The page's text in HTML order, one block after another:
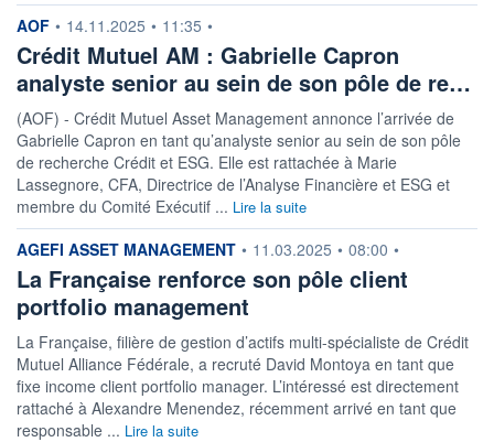
NOTATION MORNINGSTAR ⁽¹⁾
RISQUE DU FONDS (SRI)
4/7
+ PORTEFEUILLE + LISTE
information fournie par
AOF • 14.11.2025 • 11:35 •
Crédit Mutuel AM : Gabrielle Capron
analyste senior au sein de son pôle de re…
(AOF) - Crédit Mutuel Asset Management annonce l’arrivée de
Gabrielle Capron en tant qu’analyste senior au sein de son pôle
de recherche Crédit et ESG. Elle est rattachée à Marie
Lassegnore, CFA, Directrice de l’Analyse Financière et ESG et
membre du Comité Exécutif ... Lire la suite
information fournie par
AGEFI ASSET MANAGEMENT • 11.03.2025 • 08:00 •
La Française renforce son pôle client
portfolio management
La Française, filière de gestion d’actifs multi-spécialiste de Crédit
Mutuel Alliance Fédérale, a recruté David Montoya en tant que
fixe income client portfolio manager. L’intéressé est directement
rattaché à Alexandre Menendez, récemment arrivé en tant que
responsable ... Lire la suite